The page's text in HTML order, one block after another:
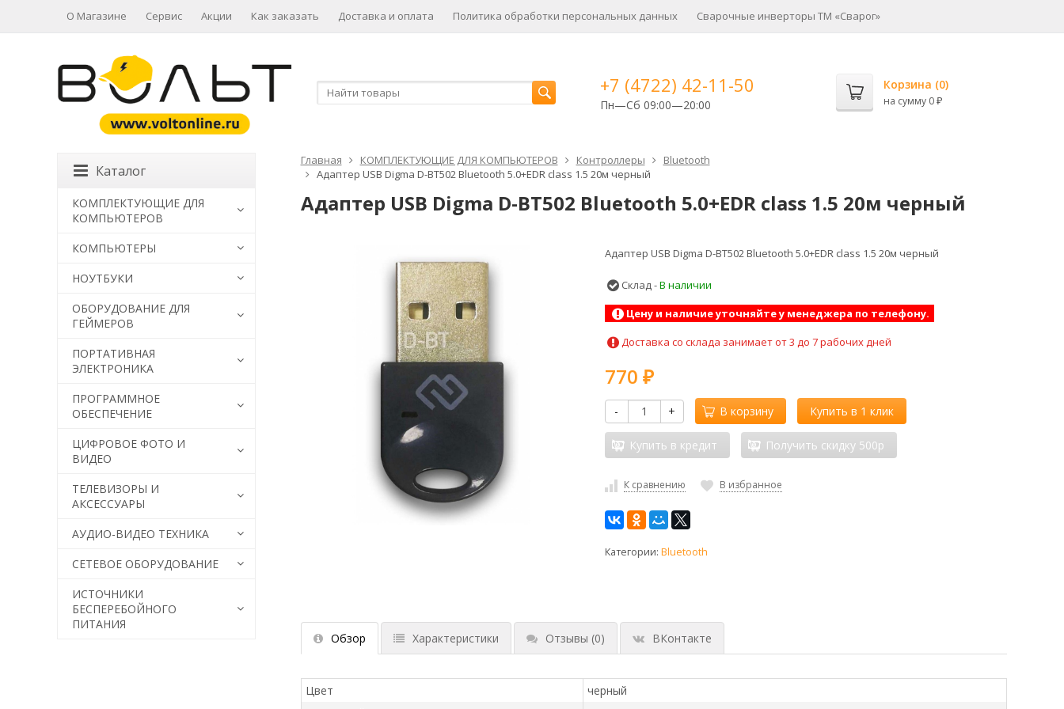
О Магазине Сервис Акции Как заказать Доставка и оплата Политика обработки персональных данных Сварочные инверторы ТМ «Сварог»
+7 (4722) 42-11-50
Пн—Сб 09:00—20:00
Корзина (0)
на сумму 0 ₽
Главная КОМПЛЕКТУЮЩИЕ ДЛЯ КОМПЬЮТЕРОВ Контроллеры
Bluetooth
Адаптер USB Digma D-BT502 Bluetooth 5.0+EDR class 1.5 20м черный
Адаптер USB Digma D-BT502 Bluetooth 5.0+EDR class 1.5 20м черный
Адаптер USB Digma D-BT502 Bluetooth 5.0+EDR class 1.5 20м черный
Склад -В наличии
Цену и наличие уточняйте у менеджера по телефону.
Доставка со склада занимает от 3 до 7 рабочих дней
770 ₽
- + В корзину Купить в 1 клик
Купить в кредит Получить скидку 500р
К сравнению В избранное
Категории: Bluetooth
Обзор Характеристики Отзывы (0) ВКонтакте
Цвет
черный
Каталог
КОМПЛЕКТУЮЩИЕ ДЛЯ
КОМПЬЮТЕРОВ
КОМПЬЮТЕРЫ
НОУТБУКИ
ОБОРУДОВАНИЕ ДЛЯ
ГЕЙМЕРОВ
ПОРТАТИВНАЯ
ЭЛЕКТРОНИКА
ПРОГРАММНОЕ
ОБЕСПЕЧЕНИЕ
ЦИФРОВОЕ ФОТО И
ВИДЕО
ТЕЛЕВИЗОРЫ И
АКСЕССУАРЫ
АУДИО-ВИДЕО ТЕХНИКА
СЕТЕВОЕ ОБОРУДОВАНИЕ
ИСТОЧНИКИ
БЕСПЕРЕБОЙНОГО
ПИТАНИЯ